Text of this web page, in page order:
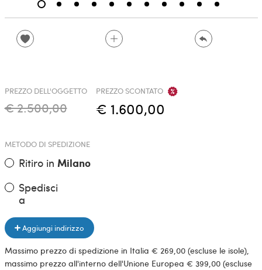
PREZZO DELL'OGGETTO
€ 2.500,00
PREZZO SCONTATO
€ 1.600,00
METODO DI SPEDIZIONE
Ritiro in Milano
Spedisci
a
Aggiungi indirizzo
Massimo prezzo di spedizione in Italia € 269,00 (escluse le isole),
massimo prezzo all'interno dell'Unione Europea € 399,00 (escluse